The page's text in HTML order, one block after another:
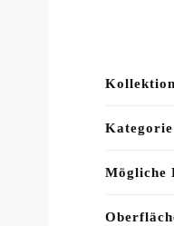
Kollektion
Kategorie
Mögliche